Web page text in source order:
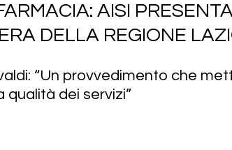
AISI
DELLA REGIONE
“Un provvedimento che
dei servizi”